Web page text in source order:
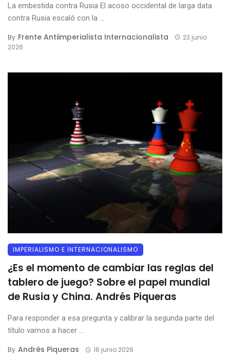
La embestida contra Rusia El acoso occidental de larga data
contra Rusia escaló con la ...
By Frente Antiimperialista Internacionalista
23 junio
2026
IMPERIALISMO E INTERNACIONALISMO
¿Es el momento de cambiar las reglas del
tablero de juego? Sobre el papel mundial
de Rusia y China. Andrés Piqueras
Para responder a esa pregunta y calibrar la segunda parte del
título vamos a hacer ...
By Andrés Piqueras 16 junio 2026